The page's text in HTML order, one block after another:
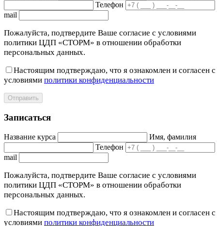
Телефон
mail
Пожалуйста, подтвердите Ваше согласие с условиями
политики ЦДП «СТОРМ» в отношении обработки
персональных данных.
Настоящим подтверждаю, что я ознакомлен и согласен с
условиями политики конфиденциальности
Отправить
Записаться
Название курса
Имя, фамилия
Телефон
mail
Пожалуйста, подтвердите Ваше согласие с условиями
политики ЦДП «СТОРМ» в отношении обработки
персональных данных.
Настоящим подтверждаю, что я ознакомлен и согласен с
условиями политики конфиденциальности